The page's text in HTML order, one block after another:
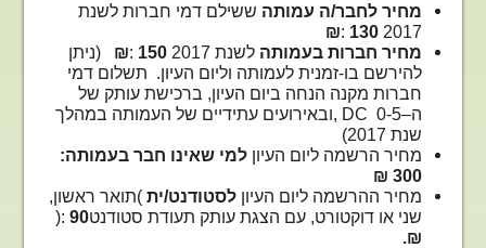
מחיר לחבר/ה עמותה ששילם דמי חברות לשנת
2017
: 130
₪
מחיר חברות בעמותה לשנת 2017 : 150
₪ (ניתן
להירשם בו-זמנית לעמותה וליום העיון. תשלום דמי
חברות מקנה הנחה ביום העיון, ברכישת עותק של
ה–
DC 0-5
,ובאירועים עתידיים של העמותה במהלך
שנת 2017)
מחיר הרשמה ליום העיון למי שאינו חבר בעמותה:
300 ₪
מחיר ההרשמה ליום העיון לסטודנט/ית (תואר ראשון,
שני או דוקטורט, עם הצגת עותק תעודת סטודנט
): 90
₪
.